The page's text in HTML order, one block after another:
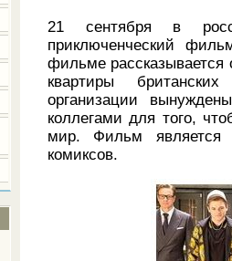
21 сентября в
приключенческий
фильме рассказывается
квартиры
организации
коллегами для того,
мир. Фильм является
комиксов.